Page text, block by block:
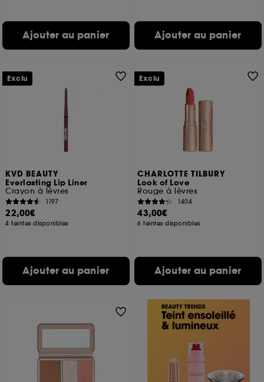
Ajouter au panier Ajouter au panier
KVD BEAUTY
Everlasting Lip Liner
Crayon à lèvres
1197
22,00€
4 teintes disponibles
Ajouter au panier
Exclu
CHARLOTTE TILBURY
Look of Love
Rouge à lèvres
1404
43,00€
6 teintes disponibles
Ajouter au panier
Exclu